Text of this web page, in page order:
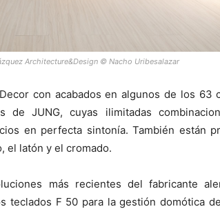
Architecture&Design © Nacho Uribesalazar
con acabados en algunos de los 63
de JUNG, cuyas ilimitadas
en perfecta sintonía. También están
el latón y el cromado.
más recientes del fabricante
teclados F 50 para la gestión domótica